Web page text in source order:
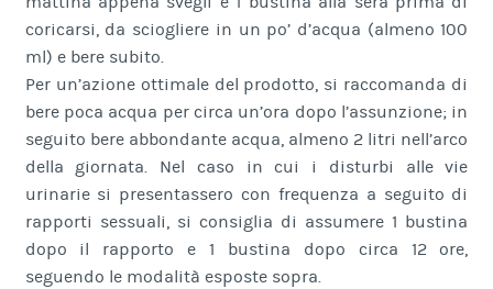
coricarsi, da sciogliere in un po’ d’acqua (almeno 100
ml) e bere subito.
Per un’azione ottimale del prodotto, si raccomanda di
bere poca acqua per circa un’ora dopo l’assunzione; in
seguito bere abbondante acqua, almeno 2 litri nell’arco
della giornata. Nel caso in cui i disturbi alle vie
urinarie si presentassero con frequenza a seguito di
rapporti sessuali, si consiglia di assumere 1 bustina
dopo il rapporto e 1 bustina dopo circa 12 ore,
seguendo le modalità esposte sopra.